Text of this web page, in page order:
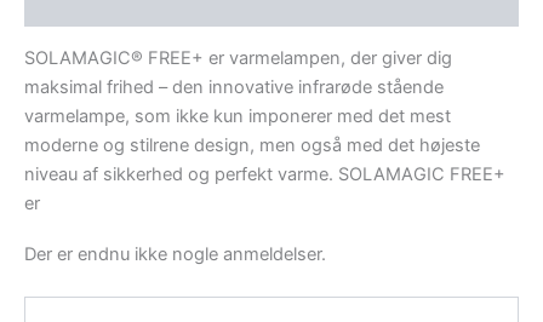
SOLAMAGIC® FREE+ er varmelampen, der giver dig
maksimal frihed – den innovative infrarøde stående
varmelampe, som ikke kun imponerer med det mest
moderne og stilrene design, men også med det højeste
niveau af sikkerhed og perfekt varme. SOLAMAGIC FREE+
er
Der er endnu ikke nogle anmeldelser.